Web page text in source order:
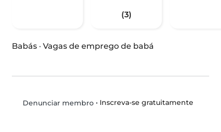
(3)
Babás · Vagas de emprego de babá
Denunciar membro• Inscreva-se gratuitamente